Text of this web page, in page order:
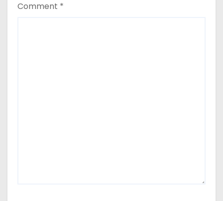
Comment *